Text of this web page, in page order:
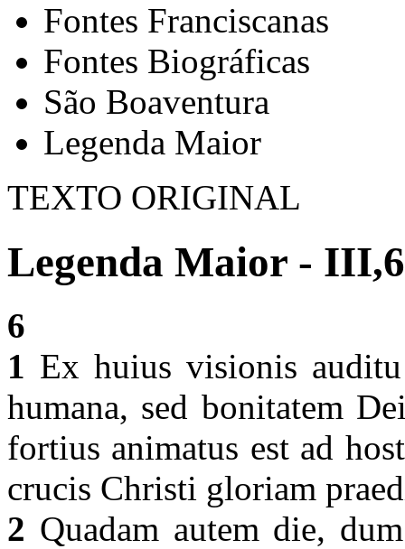
Fontes Franciscanas
Fontes Biográficas
São Boaventura
Legenda Maior
TEXTO ORIGINAL
Legenda Maior - III,6
6
1 Ex huius visionis
humana, sed bonitatem
fortius animatus est ad
crucis Christi gloriam
2 Quadam autem die,